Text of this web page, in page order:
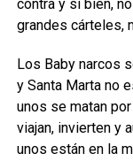
contra y si bien,
grandes cárteles,
Los Baby narcos
y Santa Marta no
unos se matan
viajan, invierten y
unos están en la